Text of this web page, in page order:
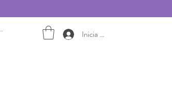
Inicia sesión